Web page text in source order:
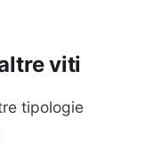
viti
tipologie